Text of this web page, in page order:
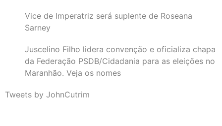
Vice de Imperatriz será suplente de Roseana
Sarney
Juscelino Filho lidera convenção e oficializa chapa
da Federação PSDB/Cidadania para as eleições no
Maranhão. Veja os nomes
Tweets by JohnCutrim